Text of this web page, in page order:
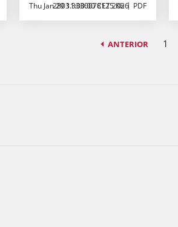
Thu Jan 29 11:00:00 CET 2026
2803.3330078125 Kb PDF
ANTERIOR 1